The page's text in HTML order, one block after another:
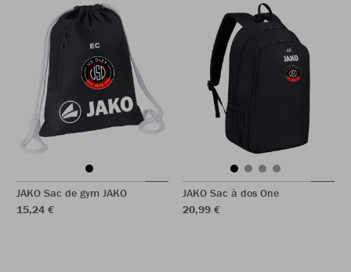
JAKO Sac de gym JAKO
15,24 €
JAKO Sac à dos One
20,99 €